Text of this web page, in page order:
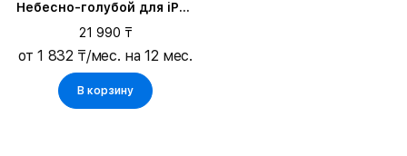
Небесно-голубой для iPad
21 990 ₸
от 1 832 ₸/мес. на 12 мес.
В корзину